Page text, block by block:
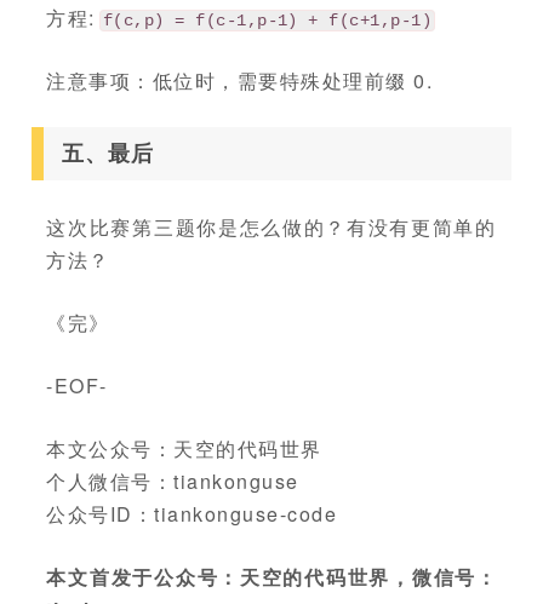
方程:
f(c,p) = f(c-1,p-1) + f(c+1,p-1)
注意事项：低位时，需要特殊处理前缀 0.
五、最后
这次比赛第三题你是怎么做的？有没有更简单的
方法？
《完》
-EOF-
本文公众号：天空的代码世界
个人微信号：tiankonguse
公众号ID：tiankonguse-code
本文首发于公众号：天空的代码世界，微信号：